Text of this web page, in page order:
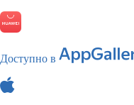
Доступно в